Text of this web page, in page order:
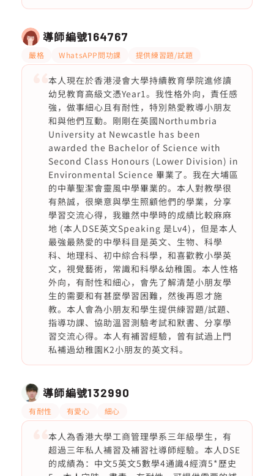
導師編號164767
嚴格 WhatsAPP問功課 提供練習題/試題
本人現在於香港浸會大學持續教育學院進修讀
幼兒教育高級文憑Year1。我性格外向，責任感
強，做事細心且有耐性，特別熱愛教導小朋友
和與他們互動。剛剛在英國Northumbria
University at Newcastle has been
awarded the Bachelor of Science with
Second Class Honours (Lower Division) in
Environmental Science 畢業了。我在大埔區
的中華聖潔會靈風中學畢業的。本人對教學很
有熱誠，很樂意與學生照顧他們的學業，分享
學習交流心得，我雖然中學時的成績比較麻麻
地 (本人DSE英文Speaking 是Lv4)，但是本人
最強最熱愛的中學科目是英文、生物、科學
科、地理科、初中綜合科學，和喜歡教小學英
文，視覺藝術，常識和科學&幼稚園。本人性格
外向，有耐性和細心，會先了解清楚小朋友學
生的需要和有甚麼學習困難，然後再恩才施
教。本人會為小朋友和學生提供練習題/試題、
指導功課、協助溫習測驗考試和默書、分享學
習交流心得。本人有補習經驗，曾有試過上門
私補過幼稚園K2小朋友的英文科。
導師編號132990
有耐性 有愛心 細心
本人為香港大學工商管理學系三年級學生，有
超過三年私人補習及補習社導師經驗。本人DSE
的成績為：中文5英文5數學4通識4經濟5*歷史